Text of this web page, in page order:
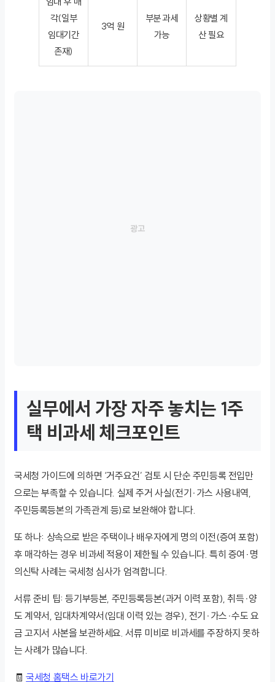
각(일부
임대기간
존재)
3억 원
부분 과세
가능
상황별 계
산 필요
실무에서 가장 자주 놓치는 1주
택 비과세 체크포인트
국세청 가이드에 의하면 ‘거주요건’ 검토 시 단순 주민등록 전입만
으로는 부족할 수 있습니다. 실제 주거 사실(전기·가스 사용내역,
주민등록등본의 가족관계 등)로 보완해야 합니다.
또 하나: 상속으로 받은 주택이나 배우자에게 명의 이전(증여 포함)
후 매각하는 경우 비과세 적용이 제한될 수 있습니다. 특히 증여·명
의신탁 사례는 국세청 심사가 엄격합니다.
서류 준비 팁: 등기부등본, 주민등록등본(과거 이력 포함), 취득·양
도 계약서, 임대차계약서(임대 이력 있는 경우), 전기·가스·수도 요
금 고지서 사본을 보관하세요. 서류 미비로 비과세를 주장하지 못하
는 사례가 많습니다.
🧾국세청 홈택스 바로가기